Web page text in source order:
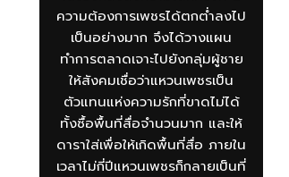
ความต้องการเพชรได้ตกต่ำลงไป
เป็นอย่างมาก จึงได้วางแผน
ทำการตลาดเจาะไปยังกลุ่มผู้ชาย
ให้สังคมเชื่อว่าแหวนเพชรเป็น
ตัวแทนแห่งความรักที่ขาดไม่ได้
ทั้งซื้อพื้นที่สื่อจำนวนมาก และให้
ดาราใส่เพื่อให้เกิดพื้นที่สื่อ ภายใน
เวลาไม่กี่ปีแหวนเพชรก็กลายเป็นที่